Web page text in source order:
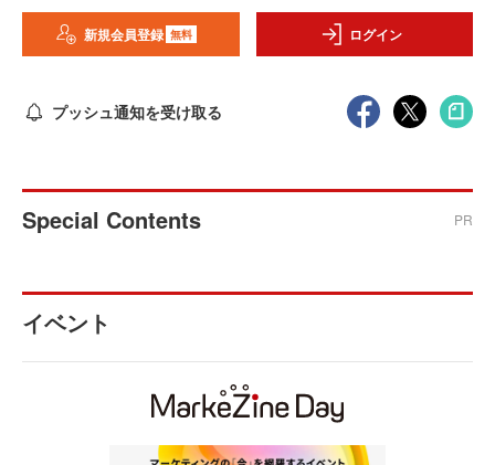
新規会員登録 無料 ログイン
プッシュ通知を受け取る
Special Contents PR
イベント